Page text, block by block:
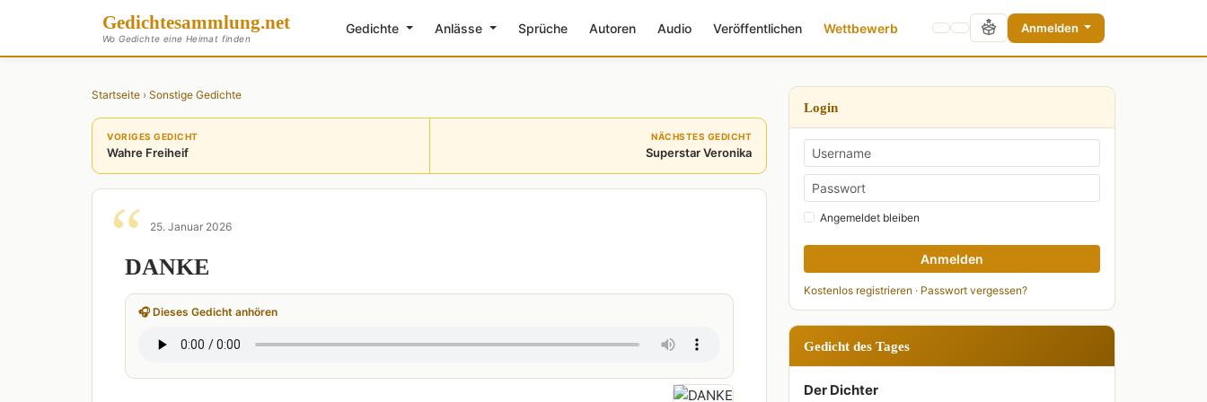
Gedichtesammlung.net
Wo Gedichte eine Heimat finden
Gedichte Anlässe Sprüche Autoren Audio Veröffentlichen Wettbewerb Anmelden
Startseite › Sonstige Gedichte
VORIGES GEDICHT
Wahre Freiheif
NÄCHSTES GEDICHT
Superstar Veronika
25. Januar 2026
DANKE
🎧 Dieses Gedicht anhören
Login
Angemeldet bleiben
Anmelden
Kostenlos registrieren · Passwort vergessen?
Gedicht des Tages
Der Dichter